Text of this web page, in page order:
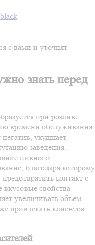
с вами и уточнят
знать перед
при розливе
времени обслуживания
ухудшает
заведения.
пивного
благодаря которому
контакт с
вкусовые свойства
увеличивать объем
привлекать клиентов